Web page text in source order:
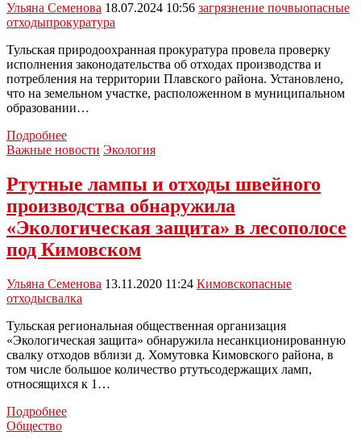
Ульяна Семенова 18.07.2024 10:56 загрязнение почвыопасные
отходыпрокуратура
Тульская природоохранная прокуратура провела проверку
исполнения законодательства об отходах производства и
потребления на территории Плавского района. Установлено,
что на земельном участке, расположенном в муниципальном
образовании…
ПодробнееВ
Плавском
размещало
отходы
класса
опасности
Важные новости Экология
Ртутные лампы и отходы швейного
производства обнаружила
«Экологическая защита» в лесополосе
под Кимовском
Ульяна Семенова 13.11.2020 11:24 Кимовскопасные
отходысвалка
Тульская региональная общественная организация
«Экологическая защита» обнаружила несанкционированную
свалку отходов вблизи д. Хомутовка Кимовского района, в
том числе большое количество ртутьсодержащих ламп,
относящихся к 1…
ПодробнееРтутные
Общество